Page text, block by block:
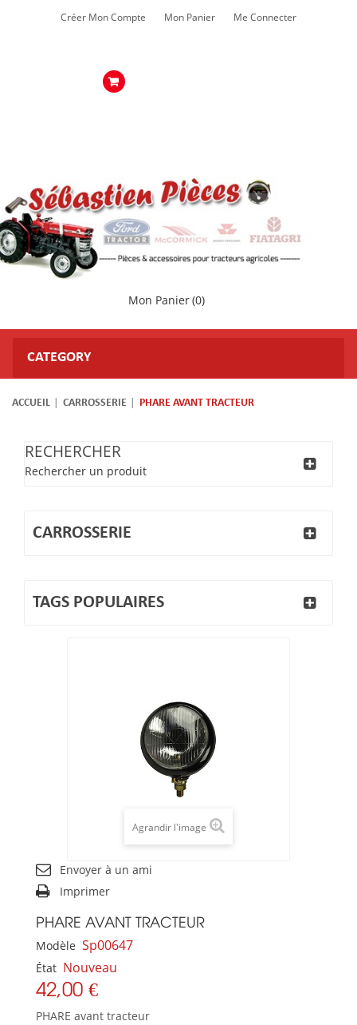
Créer Mon Compte Mon Panier Me Connecter
Mon Panier(0)
CATEGORY
ACCUEIL CARROSSERIE PHARE AVANT TRACTEUR
RECHERCHER
Rechercher un produit
CARROSSERIE
TAGS POPULAIRES
Agrandir l'image
Envoyer à un ami
Imprimer
PHARE AVANT TRACTEUR
Modèle Sp00647
État Nouveau
42,00 €
PHARE avant tracteur